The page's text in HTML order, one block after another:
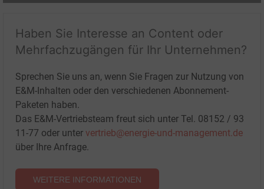
Haben Sie Interesse an Content oder
Mehrfachzugängen für Ihr Unternehmen?
Sprechen Sie uns an, wenn Sie Fragen zur Nutzung von
E&M-Inhalten oder den verschiedenen Abonnement-
Paketen haben.
Das E&M-Vertriebsteam freut sich unter Tel. 08152 / 93
11-77 oder unter vertrieb@energie-und-management.de
über Ihre Anfrage.
WEITERE INFORMATIONEN